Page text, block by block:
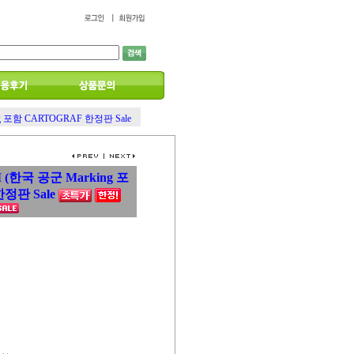
함 CARTOGRAF 한정판 Sale
(한국 공군 Marking 포
판 Sale